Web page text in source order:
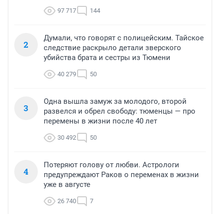
97 717 144
2
Думали, что говорят с полицейским. Тайское
следствие раскрыло детали зверского
убийства брата и сестры из Тюмени
40 279 50
3
Одна вышла замуж за молодого, второй
развелся и обрел свободу: тюменцы — про
перемены в жизни после 40 лет
30 492 50
4
Потеряют голову от любви. Астрологи
предупреждают Раков о переменах в жизни
уже в августе
26 740 7